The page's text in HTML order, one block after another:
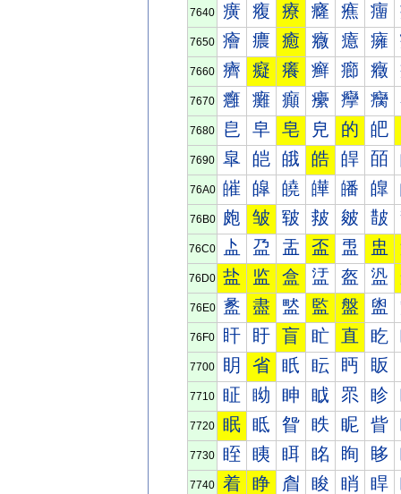
7640 癀 癁 療 癃 癄 癅
7650 癐 癑 癒 癓 癔 癕
7660 癠 癡 癢 癣 癤 癥
7670 癰 癱 癲 癳 癴 癵
7680 皀 皁 皂 皃 的 皅
7690 皐 皑 皒 皓 皔 皕
76A0 皠 皡 皢 皣 皤 皥
76B0 皰 皱 皲 皳 皴 皵
76C0 盀 盁 盂 盃 盄 盅
76D0 盐 监 盒 盓 盔 盕
76E0 盠 盡 盢 監 盤 盥
76F0 盰 盱 盲 盳 直 盵
7700 眀 省 眂 眃 眄 眅
7710 眐 眑 眒 眓 眔 眕
7720 眠 眡 眢 眣 眤 眥
7730 眰 眱 眲 眳 眴 眵
7740 着 睁 睂 睃 睄 睅